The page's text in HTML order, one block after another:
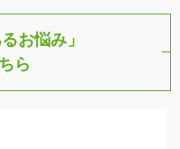
お悩み」
ら